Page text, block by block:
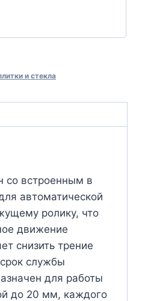
и стекла
со встроенным в
автоматической
ролику, что
движение
снизить трение
службы
для работы
до 20 мм, каждого